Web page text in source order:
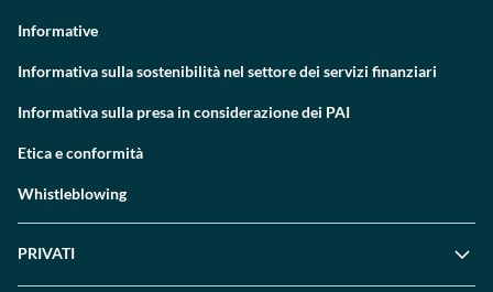
Informative
Informativa sulla sostenibilità nel settore dei servizi finanziari
Informativa sulla presa in considerazione dei PAI
Etica e conformità
Whistleblowing
PRIVATI